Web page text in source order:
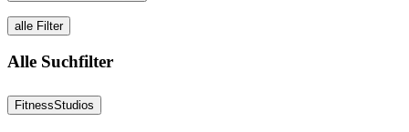
alle Filter
Alle Suchfilter
FitnessStudios